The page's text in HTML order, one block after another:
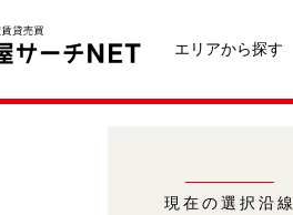
エリアから探す
現在の選択沿線